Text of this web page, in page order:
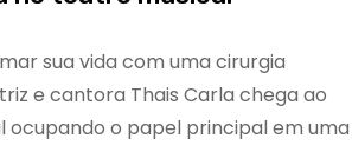
sua vida com uma cirurgia
e cantora Thais Carla chega ao
ocupando o papel principal em uma